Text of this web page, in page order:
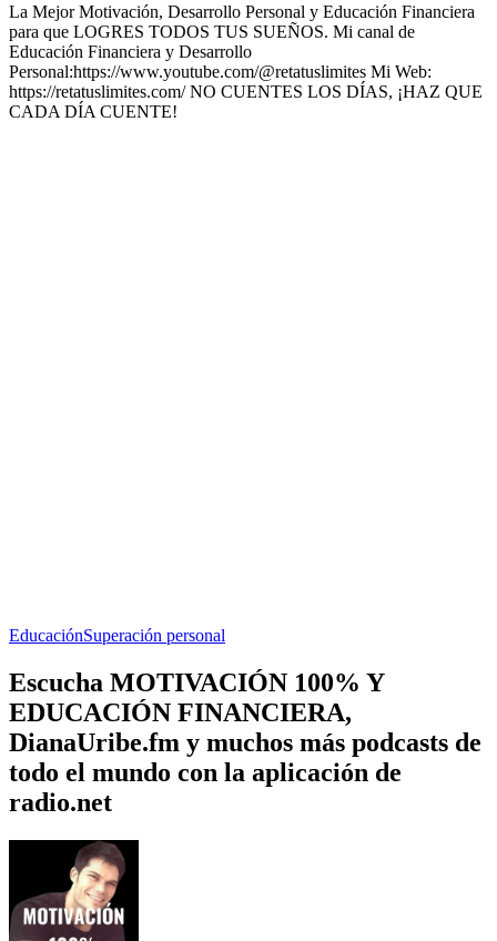
La Mejor Motivación, Desarrollo Personal y Educación Financiera
para que LOGRES TODOS TUS SUEÑOS. Mi canal de
Educación Financiera y Desarrollo
Personal:https://www.youtube.com/@retatuslimites Mi Web:
https://retatuslimites.com/ NO CUENTES LOS DÍAS, ¡HAZ QUE
CADA DÍA CUENTE!
EducaciónSuperación personal
Escucha MOTIVACIÓN 100% Y
EDUCACIÓN FINANCIERA,
DianaUribe.fm y muchos más podcasts de
todo el mundo con la aplicación de
radio.net